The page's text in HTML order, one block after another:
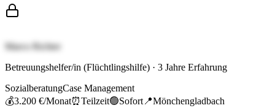
Marco Richter
Betreuungshelfer/in (Flüchtlingshilfe) · 3 Jahre Erfahrung
SozialberatungCase Management
💰3.200 €/Monat⏰Teilzeit🟢Sofort 📍Mönchengladbach